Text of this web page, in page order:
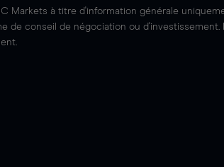
Markets à titre d'information générale
de conseil de négociation ou